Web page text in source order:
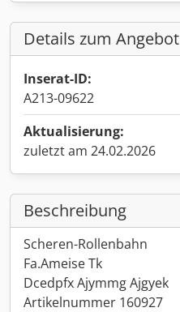
Details zum Angebot
Inserat-ID:
A213-09622
Aktualisierung:
zuletzt am 24.02.2026
Beschreibung
Scheren-Rollenbahn
Fa.Ameise Tk
Dcedpfx Ajymmg Ajgyek
Artikelnummer 160927